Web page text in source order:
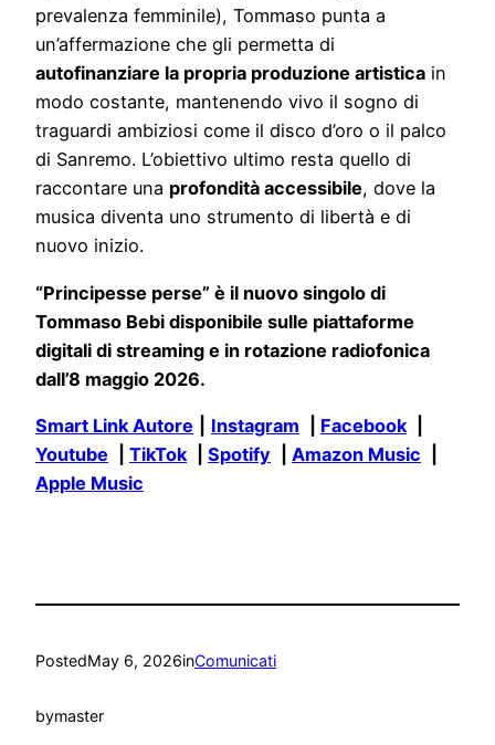
prevalenza femminile), Tommaso punta a
un’affermazione che gli permetta di
autofinanziare la propria produzione artistica in
modo costante, mantenendo vivo il sogno di
traguardi ambiziosi come il disco d’oro o il palco
di Sanremo. L’obiettivo ultimo resta quello di
raccontare una profondità accessibile, dove la
musica diventa uno strumento di libertà e di
nuovo inizio.
“Principesse perse” è il nuovo singolo di
Tommaso Bebi disponibile sulle piattaforme
digitali di streaming e in rotazione radiofonica
dall’8 maggio 2026.
Smart Link Autore Instagram Facebook
Youtube
TikTok Spotify Amazon Music
Apple Music
PostedMay 6, 2026inComunicati
bymaster